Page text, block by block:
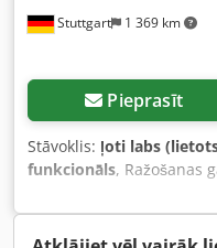
Stuttgart 1 369 km
Pieprasīt
Stāvoklis: ļoti labs
funkcionāls, Ražošanas
mehānisks, AGRIA 3400
Iekārtu nesējs - 10 ZS